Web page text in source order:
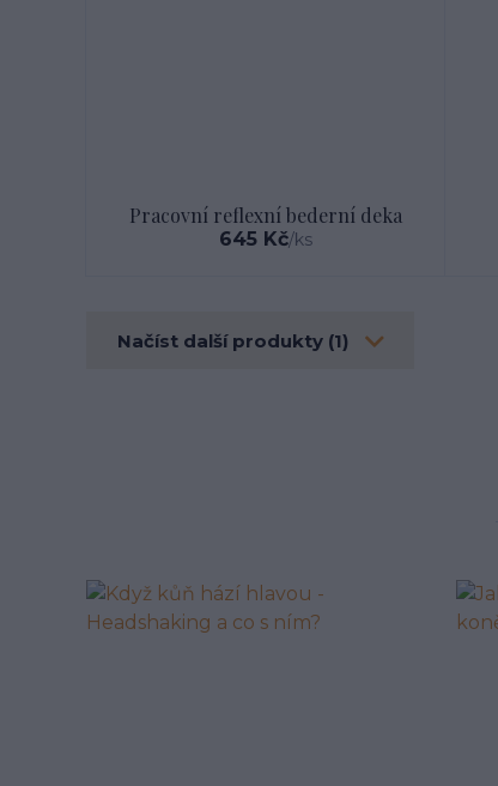
Pracovní reflexní bederní deka
645 Kč/ks
Načíst další produkty (1)